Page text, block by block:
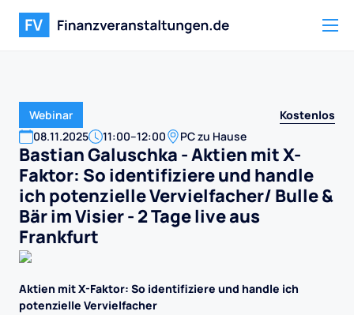
Webinar
Kostenlos
08.11.2025 11:00–12:00 PC zu Hause
Bastian Galuschka - Aktien mit X-
Faktor: So identifiziere und handle
ich potenzielle Vervielfacher/ Bulle &
Bär im Visier - 2 Tage live aus
Frankfurt
Aktien mit X-Faktor: So identifiziere und handle ich
potenzielle Vervielfacher